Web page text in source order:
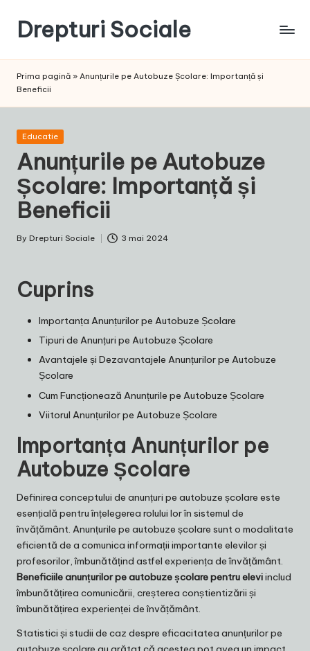
content
Drepturi Sociale
Sociale:
Schimbarea
Noastră!
Prima pagină » Anunțurile pe Autobuze Școlare: Importanță și
Beneficii
Posted
Educatie
Anunțurile pe Autobuze
Școlare: Importanță și
Beneficii
Posted
By Drepturi Sociale 3 mai 2024
Cuprins
Importanța Anunțurilor pe Autobuze Școlare
Tipuri de Anunțuri pe Autobuze Școlare
Avantajele și Dezavantajele Anunțurilor pe Autobuze
Școlare
Cum Funcționează Anunțurile pe Autobuze Școlare
Viitorul Anunțurilor pe Autobuze Școlare
Importanța Anunțurilor pe
Autobuze Școlare
Definirea conceptului de anunțuri pe autobuze școlare este
esențială pentru înțelegerea rolului lor în sistemul de
învățământ. Anunțurile pe autobuze școlare sunt o modalitate
eficientă de a comunica informații importante elevilor și
profesorilor, îmbunătățind astfel experiența de învățământ.
Beneficiile anunțurilor pe autobuze școlare pentru eleviinclud
îmbunătățirea comunicării, creșterea conștientizării și
îmbunătățirea experienței de învățământ.
Statistici și studii de caz despre eficacitatea anunțurilor pe